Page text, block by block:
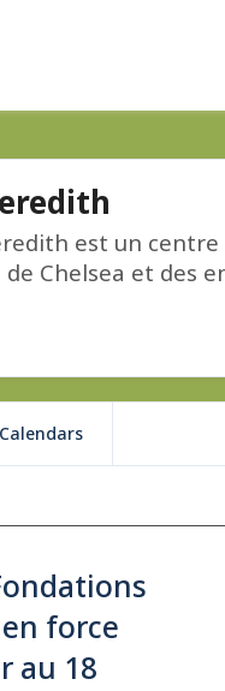
est un
Chelsea et des
Calendars
force
au 18